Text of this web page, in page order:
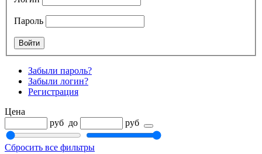
Пароль
Забыли пароль?
Забыли логин?
Регистрация
Цена
руб до руб
Сбросить все фильтры